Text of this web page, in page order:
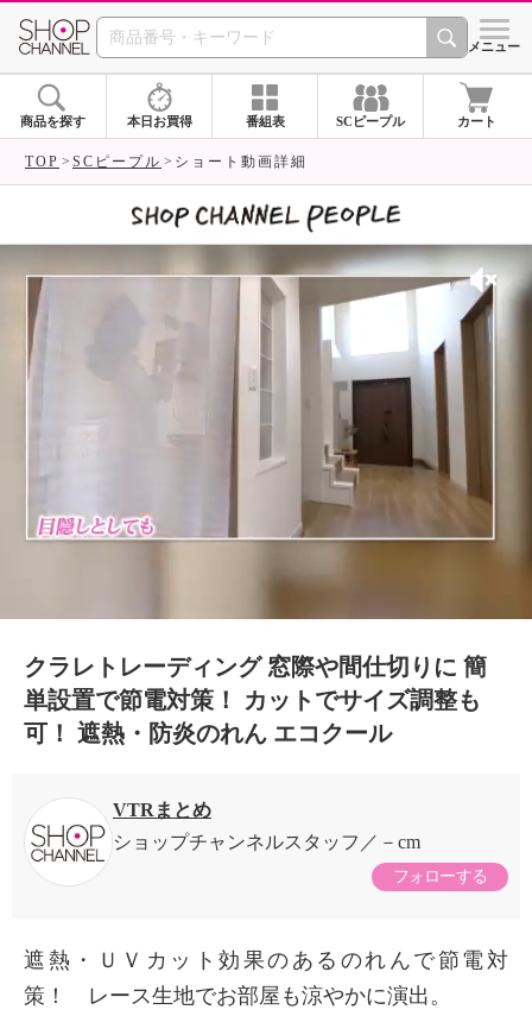
SHOP CHANNEL シメニュー
商品を探す 本日お買得 番組表 SCピープル カート
TOP SCピープル ショート動画詳細
クラレトレーディング 窓際や間仕切りに 簡
単設置で節電対策！ カットでサイズ調整も
可！ 遮熱・防炎のれん エコクール
VTRまとめ
ショップチャンネルスタッフ
－cm
フォローする
遮熱・ＵＶカット効果のあるのれんで節電対
策！ レース生地でお部屋も涼やかに演出。